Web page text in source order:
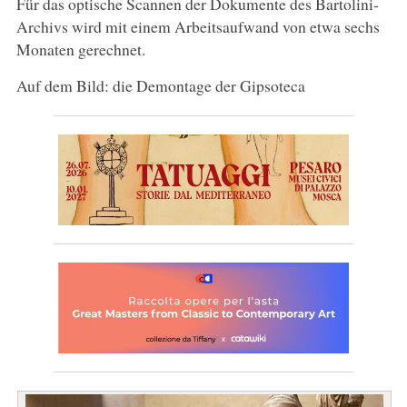
Archivs wird mit einem Arbeitsaufwand von etwa sechs
Monaten gerechnet.
Auf dem Bild: die Demontage der Gipsoteca